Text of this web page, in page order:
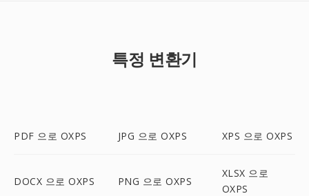
특정 변환기
PDF 으로 OXPS JPG 으로 OXPS XPS 으로 OXPS
DOCX 으로 OXPS PNG 으로 OXPS
XLSX 으로
OXPS